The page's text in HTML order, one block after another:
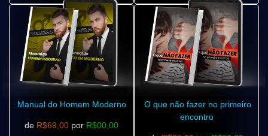
Manual do Homem Moderno
de R$69,00 por R$00,00
O que não fazer no primeiro
encontro